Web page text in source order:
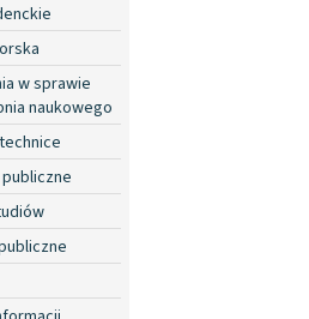
w sprawie
naukowego